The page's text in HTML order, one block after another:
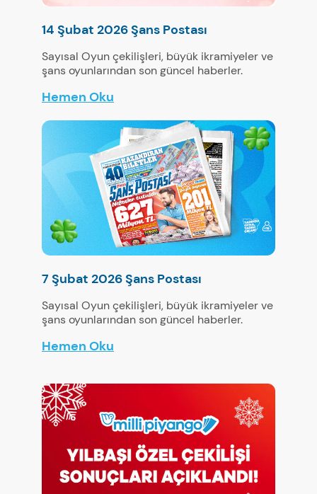
14 Şubat 2026 Şans Postası
Sayısal Oyun çekilişleri, büyük ikramiyeler ve
şans oyunlarından son güncel haberler.
Hemen Oku
7 Şubat 2026 Şans Postası
Sayısal Oyun çekilişleri, büyük ikramiyeler ve
şans oyunlarından son güncel haberler.
Hemen Oku